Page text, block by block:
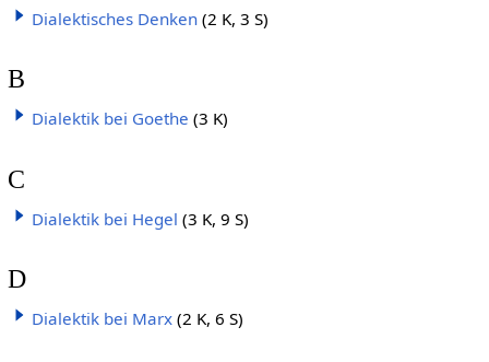
Dialektisches Denken (2 K, 3 S)
B
Dialektik bei Goethe (3 K)
C
Dialektik bei Hegel (3 K, 9 S)
D
Dialektik bei Marx (2 K, 6 S)